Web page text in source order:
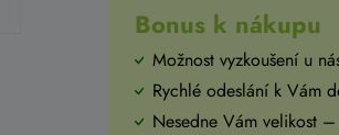
Bonus k nákupu
Možnost vyzkoušení u
Rychlé odeslání k Vám
Nesedne Vám velikost